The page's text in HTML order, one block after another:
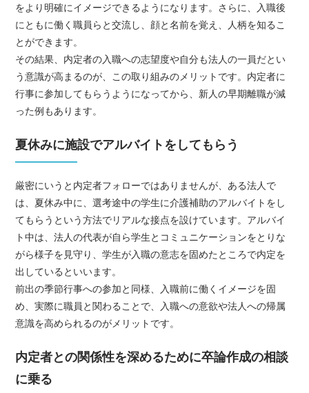
をより明確にイメージできるようになります。さらに、入職後
にともに働く職員らと交流し、顔と名前を覚え、人柄を知るこ
とができます。
その結果、内定者の入職への志望度や自分も法人の一員だとい
う意識が高まるのが、この取り組みのメリットです。内定者に
行事に参加してもらうようになってから、新人の早期離職が減
った例もあります。
夏休みに施設でアルバイトをしてもらう
厳密にいうと内定者フォローではありませんが、ある法人で
は、夏休み中に、選考途中の学生に介護補助のアルバイトをし
てもらうという方法でリアルな接点を設けています。アルバイ
ト中は、法人の代表が自ら学生とコミュニケーションをとりな
がら様子を見守り、学生が入職の意志を固めたところで内定を
出しているといいます。
前出の季節行事への参加と同様、入職前に働くイメージを固
め、実際に職員と関わることで、入職への意欲や法人への帰属
意識を高められるのがメリットです。
内定者との関係性を深めるために卒論作成の相談
に乗る